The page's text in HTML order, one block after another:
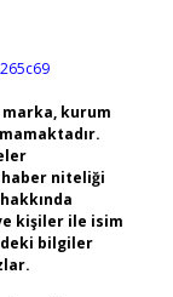
kurum
niteliği
kişiler ile isim
bilgiler